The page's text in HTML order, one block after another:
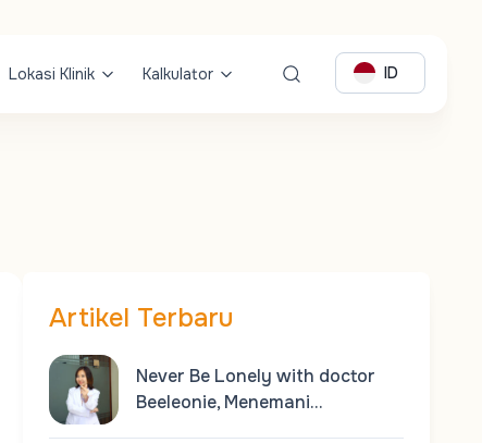
Lokasi Klinik Kalkulator ID
Artikel Terbaru
Never Be Lonely with doctor
Beeleonie, Menemani…